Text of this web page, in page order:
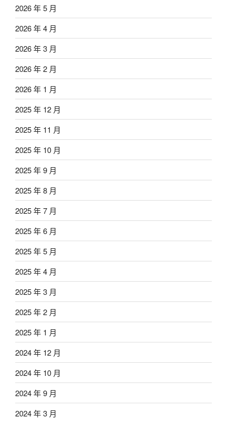
2026 年 5 月
2026 年 4 月
2026 年 3 月
2026 年 2 月
2026 年 1 月
2025 年 12 月
2025 年 11 月
2025 年 10 月
2025 年 9 月
2025 年 8 月
2025 年 7 月
2025 年 6 月
2025 年 5 月
2025 年 4 月
2025 年 3 月
2025 年 2 月
2025 年 1 月
2024 年 12 月
2024 年 10 月
2024 年 9 月
2024 年 3 月